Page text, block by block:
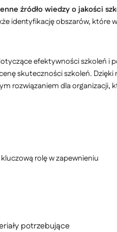
źródło wiedzy o jakości
identyfikację obszarów, które
efektywności szkoleń
skuteczności szkoleń.
rozwiązaniem dla organizacji,
rolę w zapewnieniu
potrzebujące